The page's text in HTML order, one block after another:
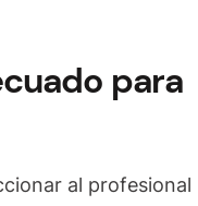
para
al profesional